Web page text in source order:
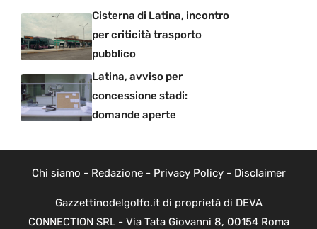
Cisterna di Latina, incontro
per criticità trasporto
pubblico
Latina, avviso per
concessione stadi:
domande aperte
Chi siamo - Redazione- Privacy Policy- Disclaimer
Gazzettinodelgolfo.it di proprietà di DEVA
CONNECTION SRL - Via Tata Giovanni 8, 00154 Roma